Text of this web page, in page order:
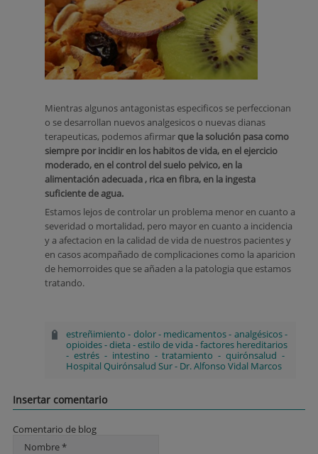
Mientras algunos antagonistas especificos se perfeccionan
o se desarrollan nuevos analgesicos o nuevas dianas
terapeuticas, podemos afirmar que la solución pasa como
siempre por incidir en los habitos de vida, en el ejercicio
moderado, en el control del suelo pelvico, en la
alimentación adecuada , rica en fibra, en la ingesta
suficiente de agua.
Estamos lejos de controlar un problema menor en cuanto a
severidad o mortalidad, pero mayor en cuanto a incidencia
y a afectacion en la calidad de vida de nuestros pacientes y
en casos acompañado de complicaciones como la aparicion
de hemorroides que se añaden a la patologia que estamos
tratando.
estreñimiento - dolor- medicamentos- analgésicos-
opioides-dieta -estilo de vida -factores hereditarios
- estrés- intestino -tratamiento -quirónsalud -
Hospital Quirónsalud Sur- Dr. Alfonso Vidal Marcos
Insertar comentario
Comentario de blog
Nombre *